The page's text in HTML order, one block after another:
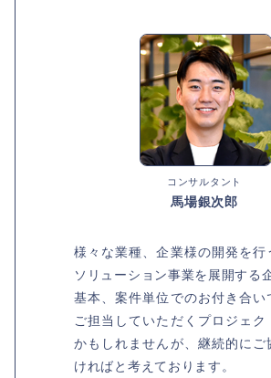
コンサルタント
馬場銀次郎
様々な業種、企業様の開発を行
ソリューション事業を展開する
基本、案件単位でのお付き合い
ご担当していただくプロジェク
かもしれませんが、継続的にご
ければと考えております。